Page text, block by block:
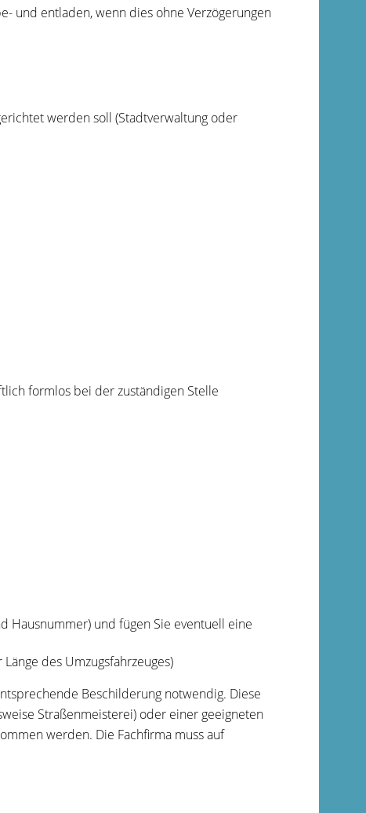
und entladen, wenn dies ohne Verzögerungen
werden soll (Stadtverwaltung oder
formlos bei der zuständigen Stelle
Hausnummer) und fügen Sie eventuell eine
des Umzugsfahrzeuges)
Beschilderung notwendig. Diese
Straßenmeisterei) oder einer geeigneten
werden. Die Fachfirma muss auf